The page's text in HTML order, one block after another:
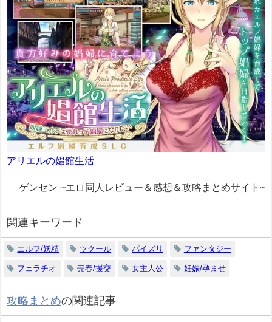
アリエルの娼館生活
ゲンセン ~エロ同人レビュー＆感想＆攻略まとめサイト~
関連キーワード
エルフ/妖精 ツクール パイズリ ファンタジー
フェラチオ 売春/援交 女主人公 妊娠/孕ませ
攻略まとめの関連記事